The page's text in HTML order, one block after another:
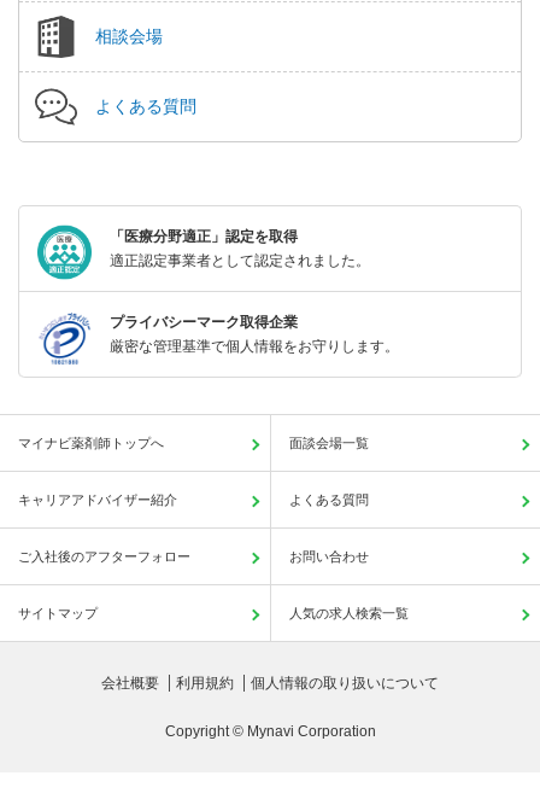
相談会場
よくある質問
「医療分野適正」認定を取得
適正認定事業者として認定されました。
プライバシーマーク取得企業
厳密な管理基準で個人情報をお守りします。
マイナビ薬剤師トップへ 面談会場一覧
キャリアアドバイザー紹介 よくある質問
ご入社後のアフターフォロー お問い合わせ
サイトマップ 人気の求人検索一覧
会社概要 利用規約 個人情報の取り扱いについて
Copyright © Mynavi Corporation